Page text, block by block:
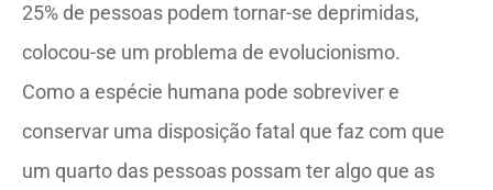
25% de pessoas podem tornar-se deprimidas,
colocou-se um problema de evolucionismo.
Como a espécie humana pode sobreviver e
conservar uma disposição fatal que faz com que
um quarto das pessoas possam ter algo que as